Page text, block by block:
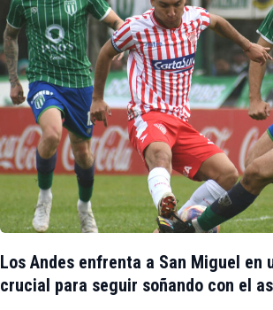
Los Andes enfrenta a San Miguel en
crucial para seguir soñando con el